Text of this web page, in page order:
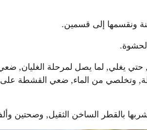
ونقسمها إلى قسمين.
يغلي, لما يصل لمرحلة الغليان,
وتخلصي من الماء, ضعي القشطة على
بالقطر الساخن الثقيل, وصحتين